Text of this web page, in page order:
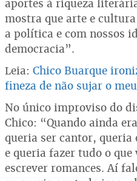
aportes à riqueza
mostra que arte e
a política e com nossos
democracia”.
Leia: Chico Buarque
fineza de não sujar o
No único improviso do
Chico: “Quando ainda
queria ser cantor, queria
e queria fazer tudo o
escrever romances. Aí